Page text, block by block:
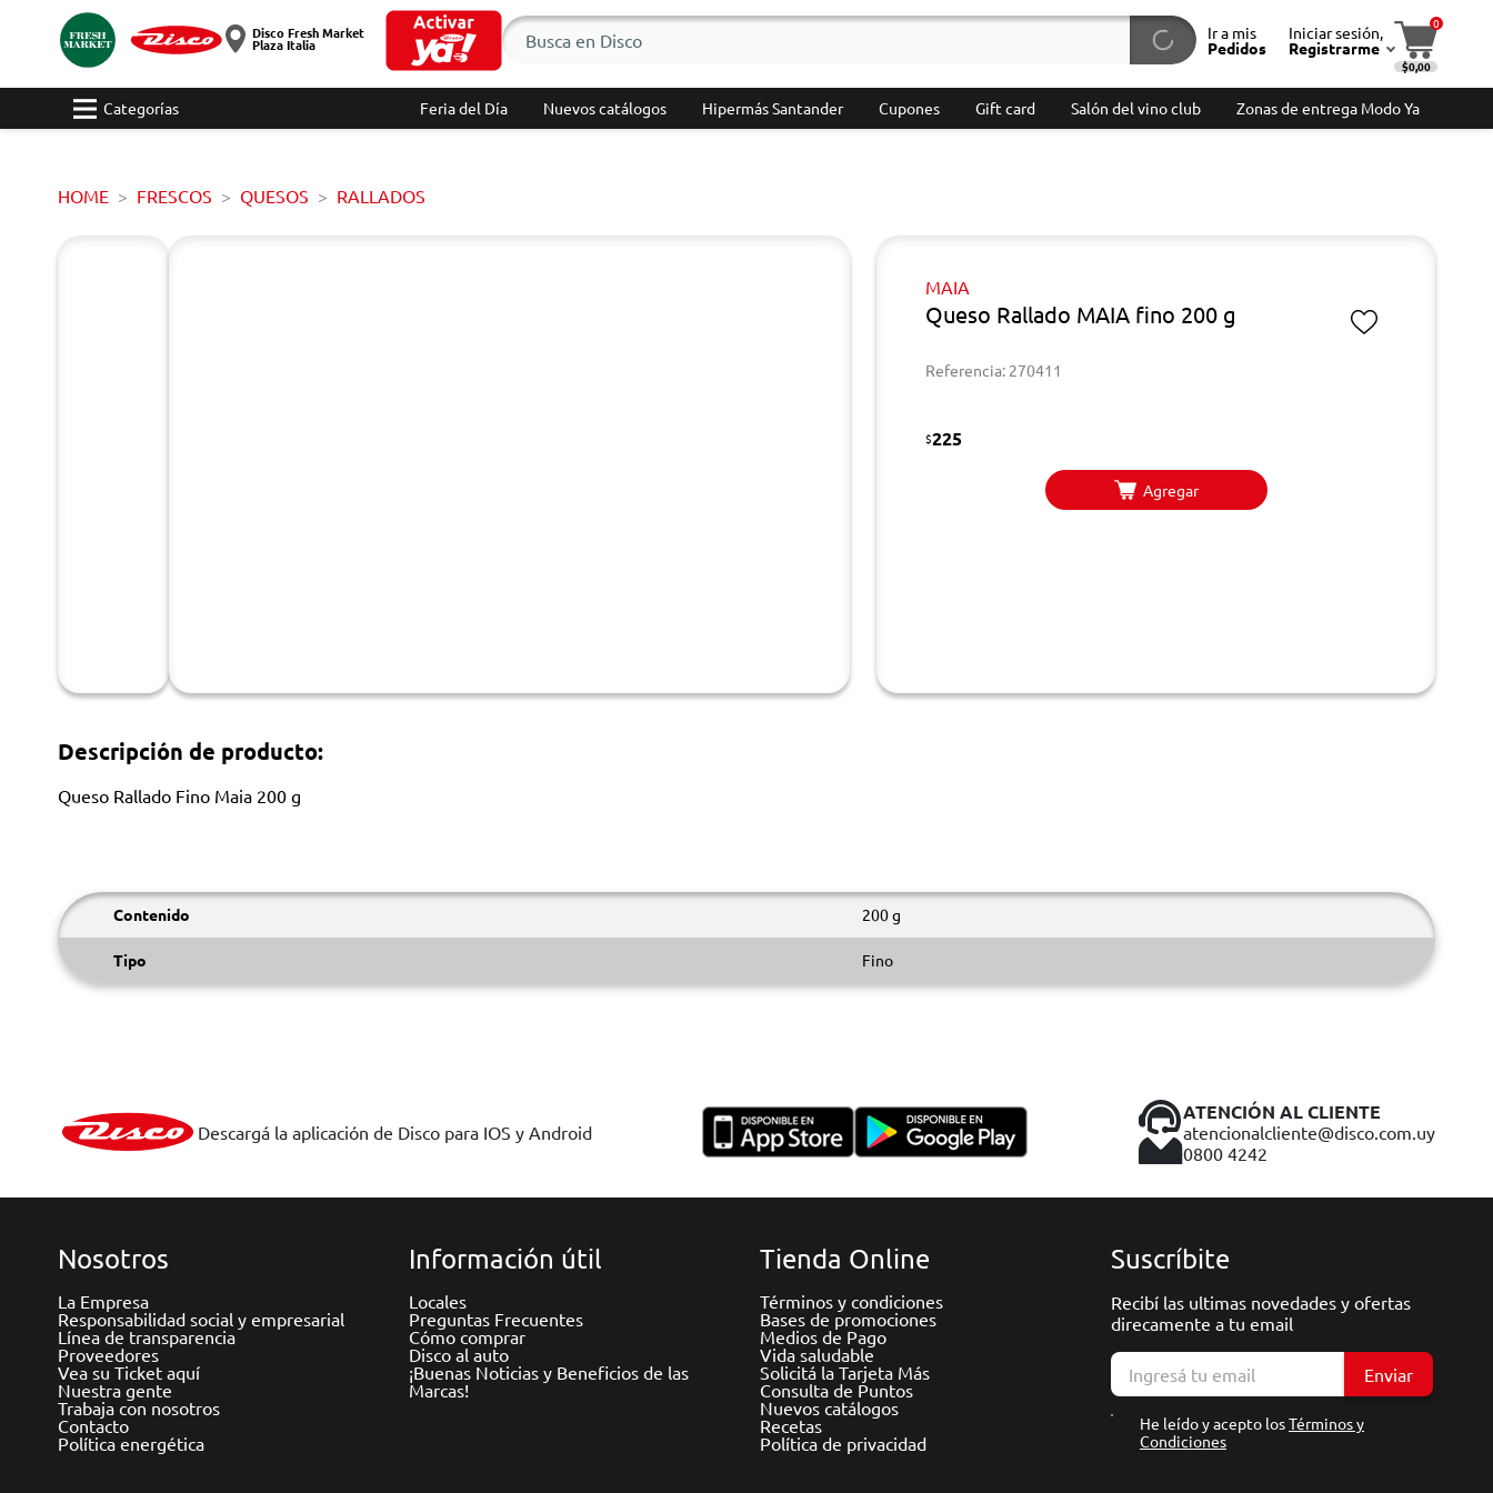
Disco Fresh Market
Plaza Italia
Ir a mis
Pedidos
Iniciar sesión,
Registrarme
0
$0,00
Categorías Feria del Día Nuevos catálogos Hipermás Santander Cupones Gift card Salón del vino club Zonas de entrega Modo Ya
HOME FRESCOS QUESOS RALLADOS
MAIA
Queso Rallado MAIA fino 200 g
Referencia: 270411
$225
Agregar
Descripción de producto:
Queso Rallado Fino Maia 200 g
Contenido 200 g
Tipo Fino
Descargá la aplicación de Disco para IOS y Android
ATENCIÓN AL CLIENTE
atencionalcliente@disco.com.uy
0800 4242
Nosotros
La Empresa
Responsabilidad social y empresarial
Línea de transparencia
Proveedores
Vea su Ticket aquí
Nuestra gente
Trabaja con nosotros
Contacto
Política energética
Información útil
Locales
Preguntas Frecuentes
Cómo comprar
Disco al auto
¡Buenas Noticias y Beneficios de las
Marcas!
Tienda Online
Términos y condiciones
Bases de promociones
Medios de Pago
Vida saludable
Solicitá la Tarjeta Más
Consulta de Puntos
Nuevos catálogos
Recetas
Política de privacidad
Suscríbite
Recibí las ultimas novedades y ofertas
direcamente a tu email
Enviar
He leído y acepto losTérminos y
Condiciones